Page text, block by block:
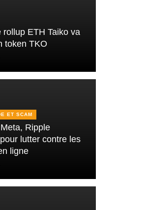
rollup ETH Taiko va
token TKO
ET SCAM
Ripple
lutter contre les
ligne